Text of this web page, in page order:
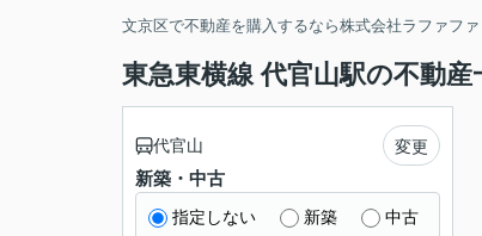
文京区で不動産を購入するなら株式会社ラファファ
東急東横線 代官山駅の不動産
代官山 変更
新築・中古
指定しない 新築 中古